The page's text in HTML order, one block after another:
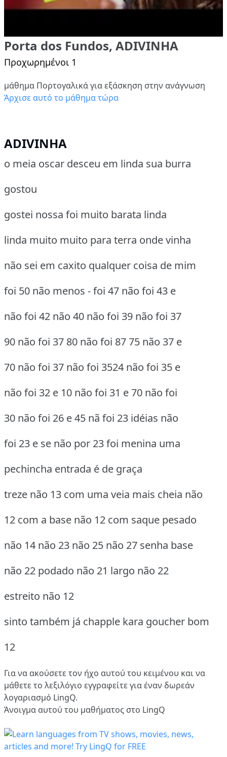
Porta dos Fundos, ADIVINHA
Προχωρημένοι 1
μάθημα Πορτογαλικά για εξάσκηση στην ανάγνωση
Άρχισε αυτό το μάθημα τώρα
ADIVINHA
o meia oscar desceu em linda sua burra
gostou
gostei nossa foi muito barata linda
linda muito muito para terra onde vinha
não sei em caxito qualquer coisa de mim
foi 50 não menos - foi 47 não foi 43 e
não foi 42 não 40 não foi 39 não foi 37
90 não foi 37 80 não foi 87 75 não 37 e
70 não foi 37 não foi 3524 não foi 35 e
não foi 32 e 10 não foi 31 e 70 não foi
30 não foi 26 e 45 nã foi 23 idéias não
foi 23 e se não por 23 foi menina uma
pechincha entrada é de graça
treze não 13 com uma veia mais cheia não
12 com a base não 12 com saque pesado
não 14 não 23 não 25 não 27 senha base
não 22 podado não 21 largo não 22
estreito não 12
sinto também já chapple kara goucher bom
12
Για να ακούσετε τον ήχο αυτού του κειμένου και να
μάθετε το λεξιλόγιο εγγραφείτε για έναν δωρεάν
λογαριασμό LingQ.
Άνοιγμα αυτού του μαθήματος στο LingQ